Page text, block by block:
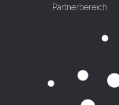
Partnerbereich